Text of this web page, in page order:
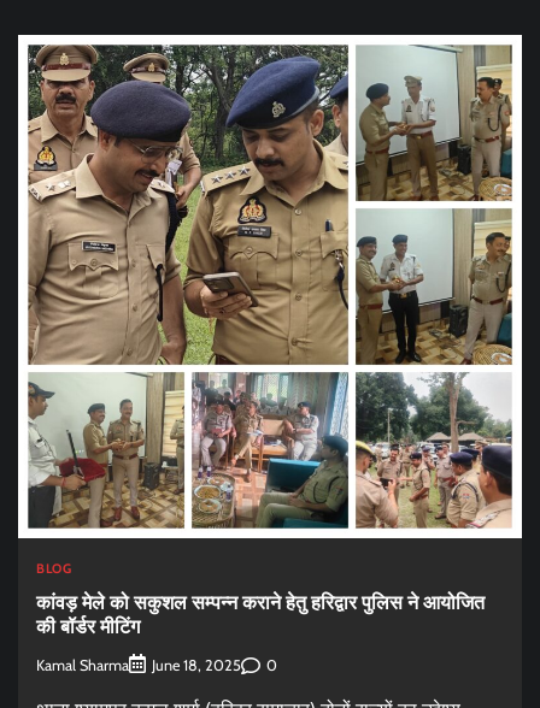
BLOG
कांवड़ मेले को सकुशल सम्पन्न कराने हेतु हरिद्वार पुलिस ने आयोजित
की बॉर्डर मीटिंग
Kamal Sharma June 18, 2025 0